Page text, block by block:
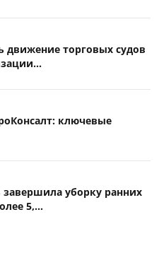
движение торговых судов
ключевые
уборку ранних
5,...